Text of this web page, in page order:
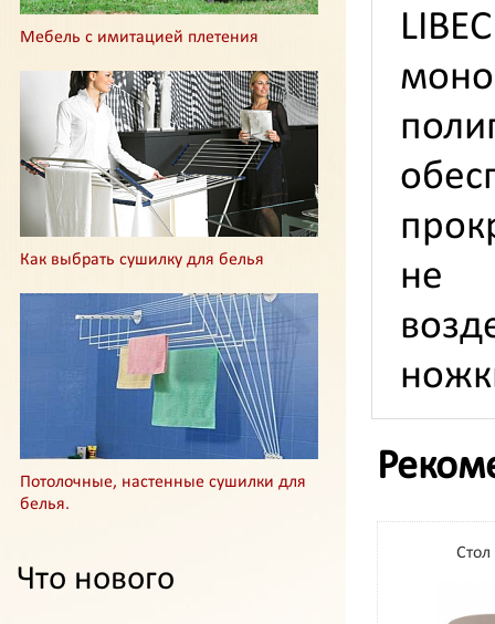
Мебель с имитацией плетения
Как выбрать сушилку для белья
Потолочные, настенные сушилки для
белья.
Что нового
не
Стол